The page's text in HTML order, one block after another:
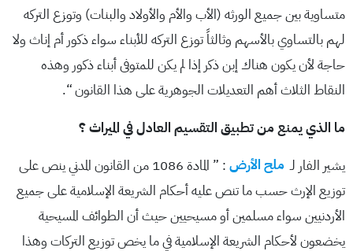
متساوية بين جميع الورثه (الأب والأم والأولاد والبنات) وتوزع التركه
لهم بالتساوي بالأسهم وثالثاً توزع التركه للأبناء سواء ذكور أم إناث ولا
حاجة لأن يكون هناك إبن ذكر إذا لم يكن للمتوفى أبناء ذكور وهذه
النقاط الثلاث أهم التعديلات الجوهرية على هذا القانون “.
ما الذي يمنع من تطبيق التقسيم العادل في الميراث ؟
يشير الفار لـ ملح الأرض
: ” المادة 1086 من القانون المدني ينص على
توزيع الإرث حسب ما تنص عليه أحكام الشريعة الإسلامية على جميع
الأردنيين سواء مسلمين أو مسيحيين حيث أن الطوائف المسيحية
يخضعون لأحكام الشريعة الإسلامية في ما يخص توزيع التركات وهذا